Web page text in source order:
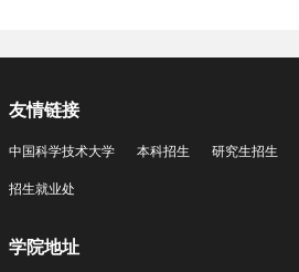
友情链接
中国科学技术大学 本科招生 研究生招生
招生就业处
学院地址